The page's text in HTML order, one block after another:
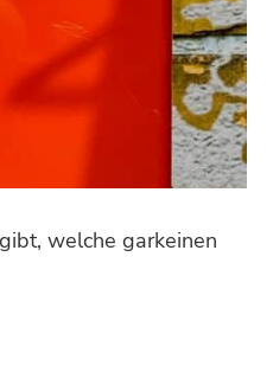
welche garkeinen